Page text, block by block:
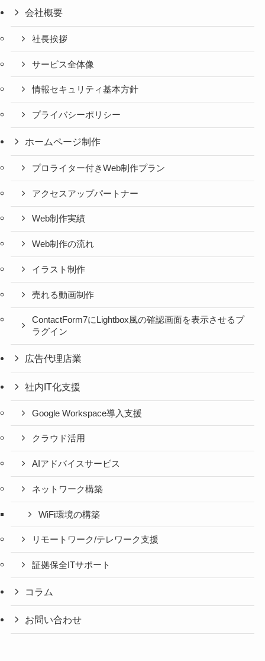
会社概要
社長挨拶
サービス全体像
情報セキュリティ基本方針
プライバシーポリシー
ホームページ制作
プロライター付きWeb制作プラン
アクセスアップパートナー
Web制作実績
Web制作の流れ
イラスト制作
売れる動画制作
ContactForm7にLightbox風の確認画面を表示させるプ
ラグイン
広告代理店業
社内IT化支援
Google Workspace導入支援
クラウド活用
AIアドバイスサービス
ネットワーク構築
WiFi環境の構築
リモートワーク/テレワーク支援
証拠保全ITサポート
コラム
お問い合わせ